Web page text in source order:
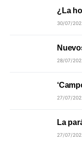
¿La
30/07/
28/07/
27/07/
La
27/07/